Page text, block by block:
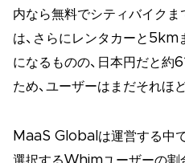
内なら無料でシティバイク
は、さらにレンタカーと5km
になるものの、日本円だと
ため、ユーザーはまだそれほ
MaaS Globalは運営する中